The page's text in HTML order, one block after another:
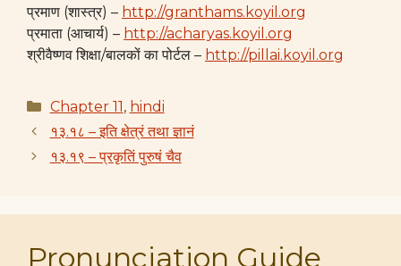
प्रमाण (शास्त्र) – http://granthams.koyil.org
प्रमाता (आचार्य) – http://acharyas.koyil.org
श्रीवैष्णव शिक्षा/बालकों का पोर्टल – http://pillai.koyil.org
Categories
Chapter 11, hindi
१३.१८ – इति क्षेत्रं तथा ज्ञानं
१३.१९ – प्रकृतिं पुरुषं चैव
Pronunciation Guide